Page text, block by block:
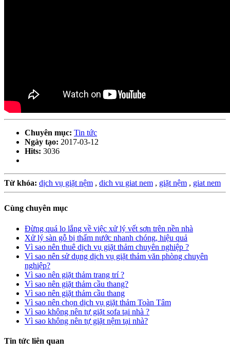
Chuyên mục: Tin tức
Ngày tạo: 2017-03-12
Hits: 3036
Từ khóa: dịch vụ giặt nệm , dich vu giat nem , giặt nệm , giat nem
Cùng chuyên mục
Đừng quá lo lắng về việc xử lý vết sơn trên nền nhà
Xử lý sàn gỗ bị thấm nước nhanh chóng, hiệu quả
Vì sao nên thuê dịch vụ giặt thảm chuyên nghiệp ?
Vì sao nên sử dụng dịch vụ giặt thảm văn phòng chuyên
nghiệp?
Vì sao nên giặt thảm trang trí ?
Vì sao nên giặt thảm cầu thang?
Vì sao nên giặt thảm cầu thang
Vì sao nên chọn dịch vụ giặt thảm Toàn Tâm
Vì sao không nên tự giặt sofa tại nhà ?
Vì sao không nên tự giặt nệm tại nhà?
Tin tức liên quan